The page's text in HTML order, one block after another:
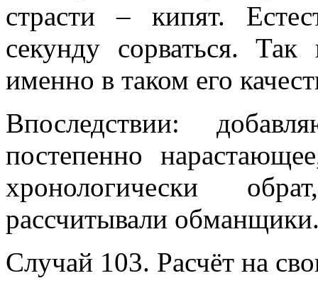
страсти – кипят.
секунду сорваться.
именно в таком его
Впоследствии:
постепенно
хронологически
рассчитывали
Случай 103. Расчёт на